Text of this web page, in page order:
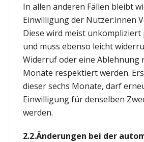
In allen anderen Fällen bleibt
Einwilligung der Nutzer:innen
Diese wird meist
und muss ebenso leicht
Widerruf oder eine Ablehnung
Monate respektiert werden.
dieser sechs Monate, darf
Einwilligung für denselben
werden.
2.2.Änderungen bei der